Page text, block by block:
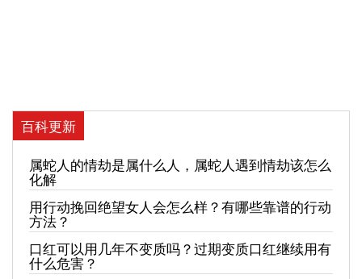
百科更新
属蛇人的情劫是属什么人，属蛇人遇到情劫该怎么
化解
用行动挽回绝望女人会怎么样？有哪些靠谱的行动
方法？
口红可以用几年不变质吗？过期变质口红继续用有
什么危害？